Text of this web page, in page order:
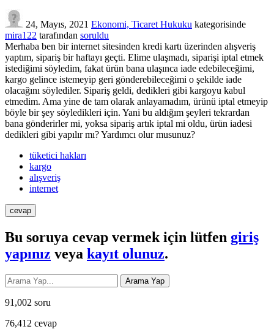
24, Mayıs, 2021 Ekonomi, Ticaret Hukuku kategorisinde
mira122 tarafından soruldu
Merhaba ben bir internet sitesinden kredi kartı üzerinden alışveriş
yaptım, sipariş bir haftayı geçti. Elime ulaşmadı, siparişi iptal etmek
istediğimi söyledim, fakat ürün bana ulaşınca iade edebileceğimi,
kargo gelince istemeyip geri gönderebileceğimi o şekilde iade
olacağını söylediler. Sipariş geldi, dedikleri gibi kargoyu kabul
etmedim. Ama yine de tam olarak anlayamadım, ürünü iptal etmeyip
böyle bir şey söyledikleri için. Yani bu aldığım şeyleri tekrardan
bana gönderirler mi, yoksa sipariş artık iptal mi oldu, ürün iadesi
dedikleri gibi yapılır mı? Yardımcı olur musunuz?
tüketici hakları
kargo
alışveriş
internet
Bu soruya cevap vermek için lütfen giriş
yapınız veya kayıt olunuz.
91,002 soru
76,412 cevap